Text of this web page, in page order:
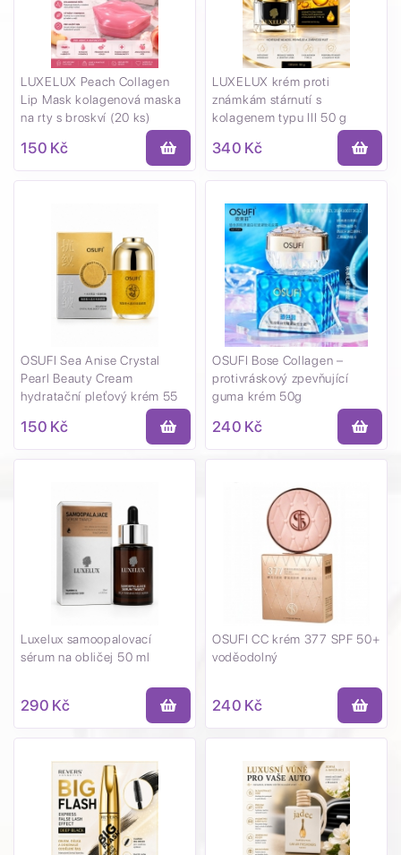
LUXELUX Peach Collagen
Lip Mask kolagenová maska ​​
na rty s broskví (20 ks)
150 Kč
LUXELUX krém proti
známkám stárnutí s
kolagenem typu III 50 g
340 Kč
OSUFI Sea Anise Crystal
Pearl Beauty Cream
hydratační pleťový krém 55
150 Kč
OSUFI Bose Collagen –
protivráskový zpevňující
guma krém 50g
240 Kč
Luxelux samoopalovací
sérum na obličej 50 ml
290 Kč
OSUFI CC krém 377 SPF 50+
voděodolný
240 Kč